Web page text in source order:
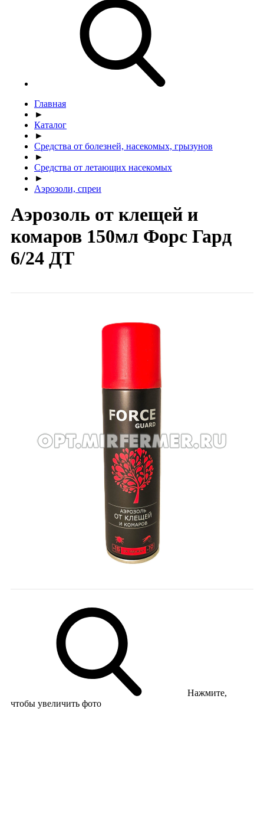
Главная
►
Каталог
►
Средства от болезней, насекомых, грызунов
►
Средства от летающих насекомых
►
Аэрозоли, спреи
Аэрозоль от клещей и
комаров 150мл Форс Гард
6/24 ДТ
Нажмите,
чтобы увеличить фото